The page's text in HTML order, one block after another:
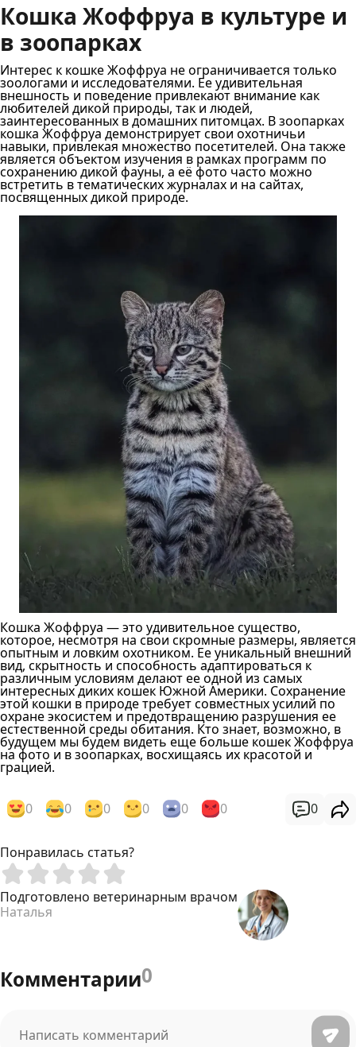
Кошка Жоффруа в культуре и
в зоопарках
Интерес к кошке Жоффруа не ограничивается только
зоологами и исследователями. Ее удивительная
внешность и поведение привлекают внимание как
любителей дикой природы, так и людей,
заинтересованных в домашних питомцах. В зоопарках
кошка Жоффруа демонстрирует свои охотничьи
навыки, привлекая множество посетителей. Она также
является объектом изучения в рамках программ по
сохранению дикой фауны, а её фото часто можно
встретить в тематических журналах и на сайтах,
посвященных дикой природе.
Кошка Жоффруа — это удивительное существо,
которое, несмотря на свои скромные размеры, является
опытным и ловким охотником. Ее уникальный внешний
вид, скрытность и способность адаптироваться к
различным условиям делают ее одной из самых
интересных диких кошек Южной Америки. Сохранение
этой кошки в природе требует совместных усилий по
охране экосистем и предотвращению разрушения ее
естественной среды обитания. Кто знает, возможно, в
будущем мы будем видеть еще больше кошек Жоффруа
на фото и в зоопарках, восхищаясь их красотой и
грацией.
0 0 0 0 0 0 0
Понравилась статья?
Подготовлено ветеринарным врачом
Наталья
Комментарии0